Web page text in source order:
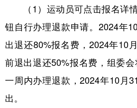
（1）运动员可点击报名详情
钮自行办理退款申请。2024年
出退还80%报名费，2024年10
前退出退还50%报名费，组委
一周内办理退款，2024年10月
出。